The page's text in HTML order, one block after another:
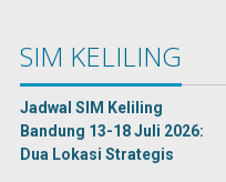
SIM KELILING
Jadwal SIM Keliling
Bandung 13-18 Juli 2026:
Dua Lokasi Strategis